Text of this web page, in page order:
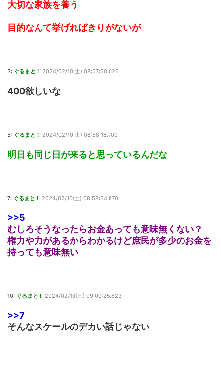
大切な家族を養う
目的なんて挙げればきりがないが
3: ぐるまと！ 2024/02/10(土) 08:57:50.026
400欲しいな
5: ぐるまと！ 2024/02/10(土) 08:58:16.709
明日も同じ日が来ると思っているんだな
7: ぐるまと！ 2024/02/10(土) 08:58:54.870
>>5
むしろそうなったらお金あっても意味無くない？
権力や力があるからわかるけど庶民が多少のお金を
持っても意味無い
10: ぐるまと！ 2024/02/10(土) 09:00:25.623
>>7
そんなスケールのデカい話じゃない